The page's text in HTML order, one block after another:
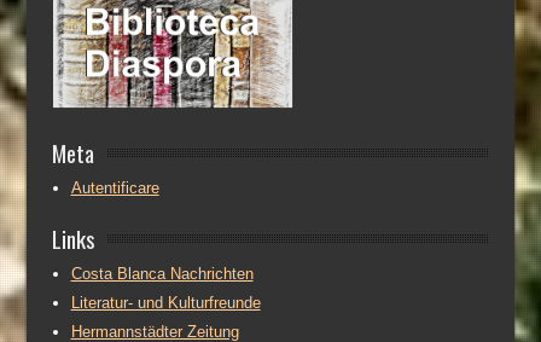
Meta
Autentificare
Links
Costa Blanca Nachrichten
Literatur- und Kulturfreunde
Hermannstädter Zeitung